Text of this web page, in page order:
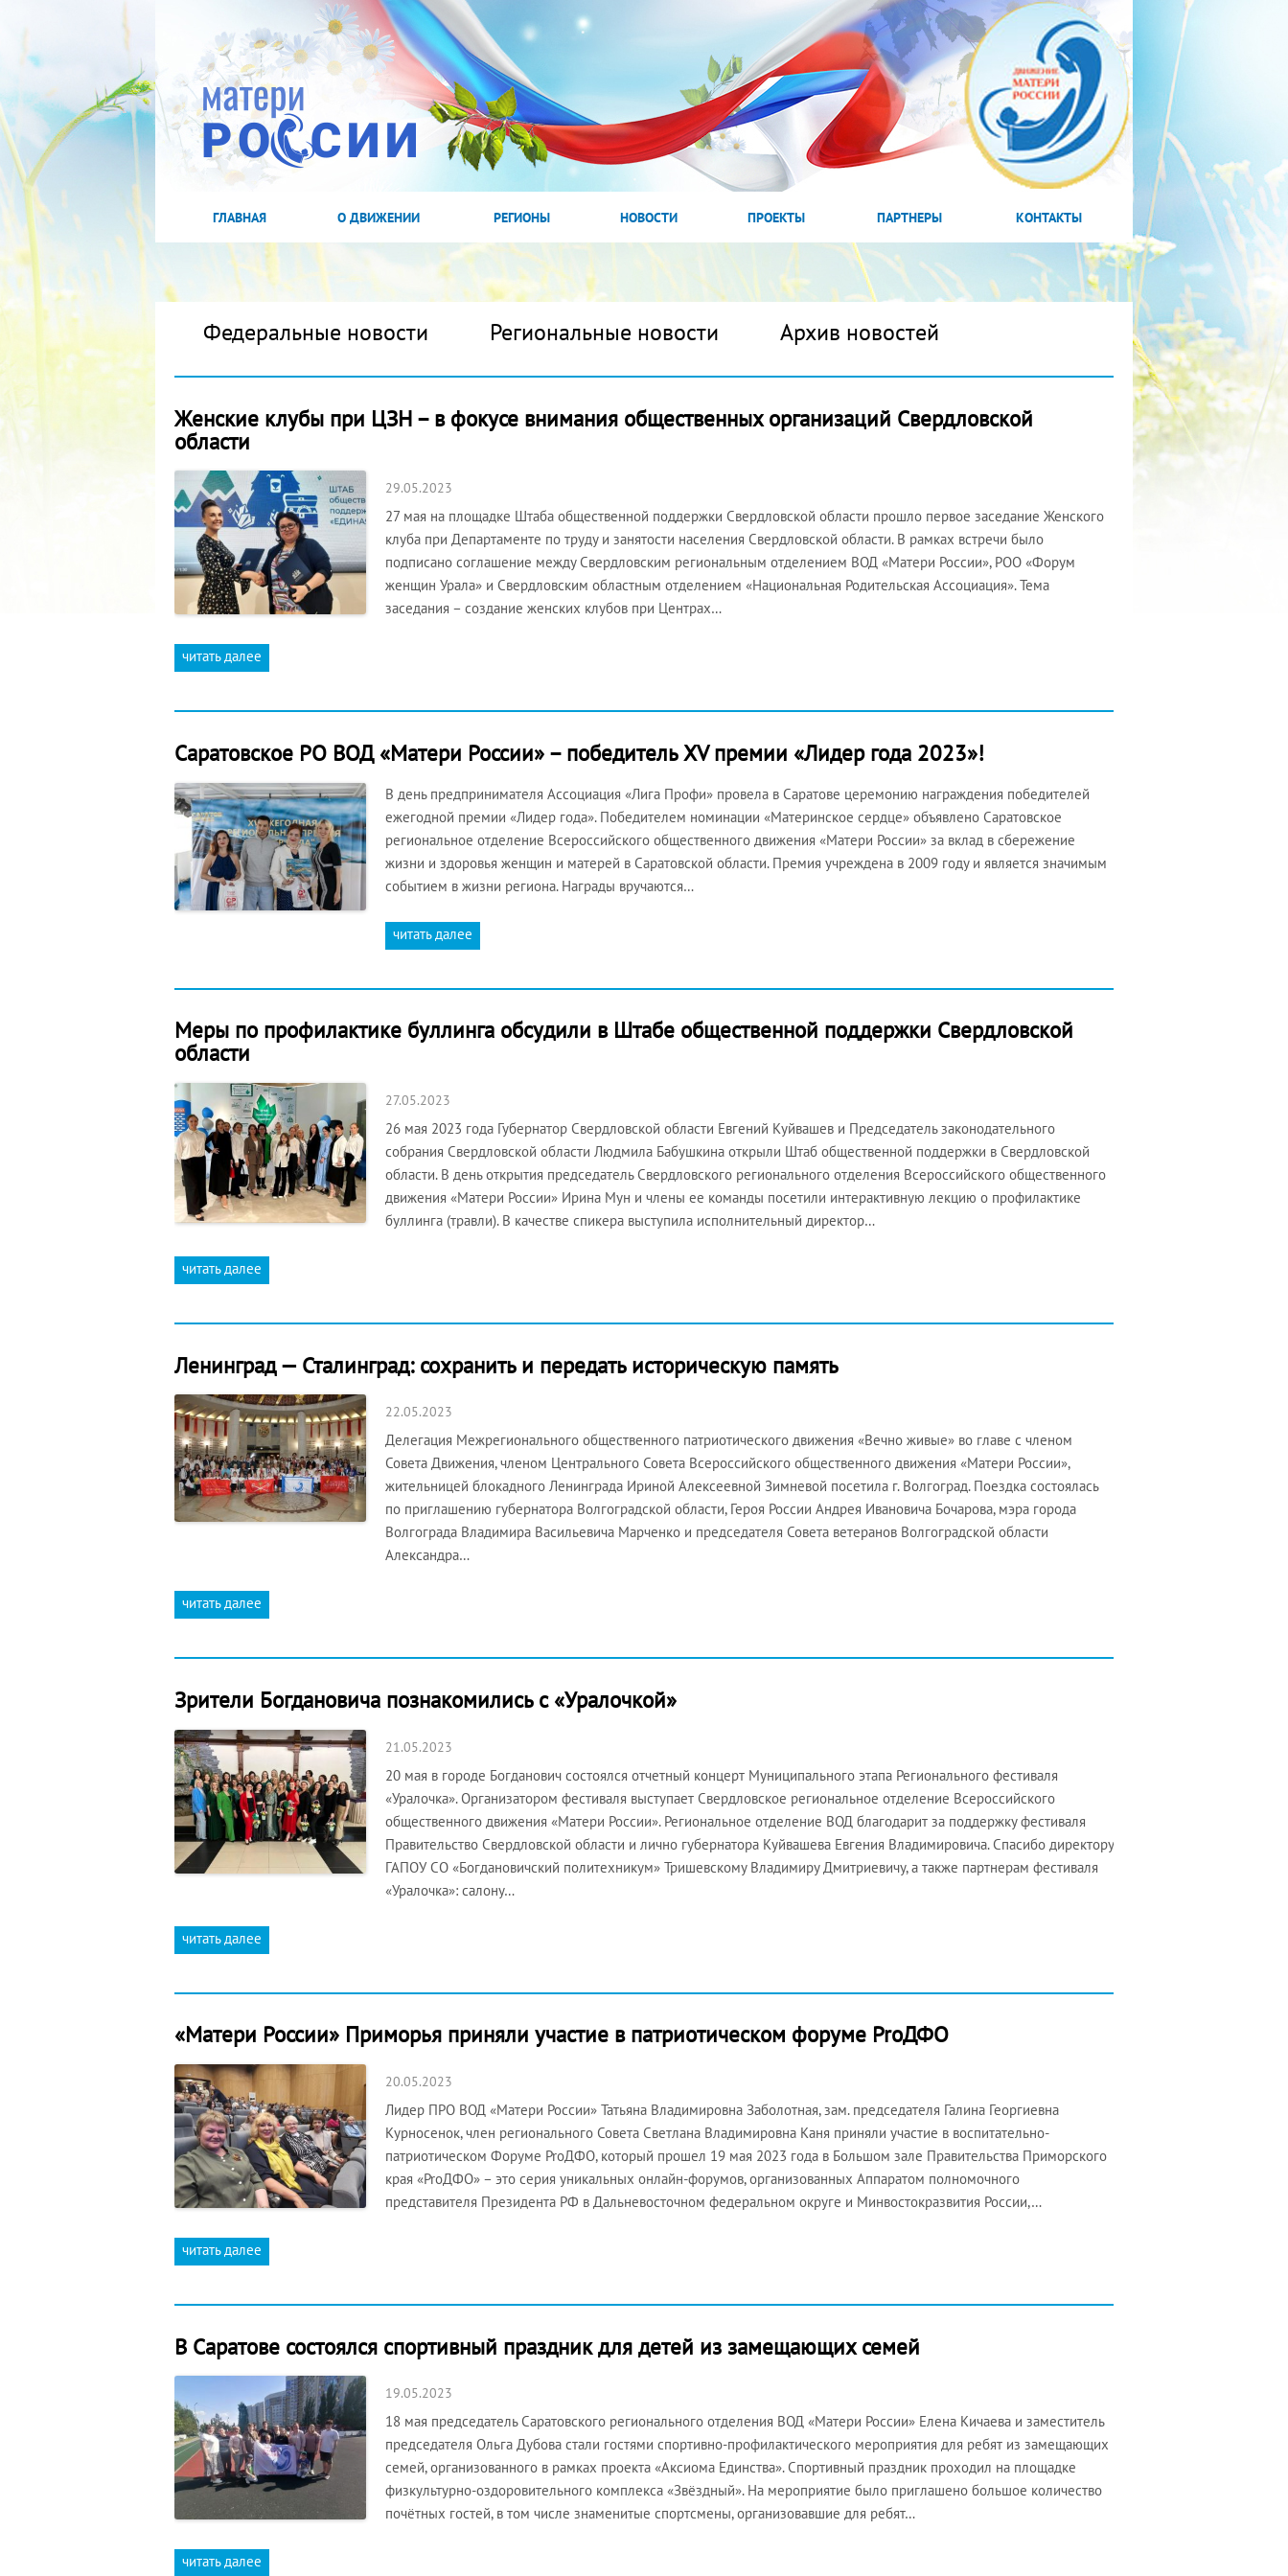
ГЛАВНАЯ О ДВИЖЕНИИ РЕГИОНЫ НОВОСТИ ПРОЕКТЫ ПАРТНЕРЫ КОНТАКТЫ
Федеральные новости Региональные новости Архив новостей
Женские клубы при ЦЗН – в фокусе внимания общественных организаций Свердловской
области
29.05.2023
27 мая на площадке Штаба общественной поддержки Свердловской области прошло первое заседание Женского
клуба при Департаменте по труду и занятости населения Свердловской области. В рамках встречи было
подписано соглашение между Свердловским региональным отделением ВОД «Матери России», РОО «Форум
женщин Урала» и Свердловским областным отделением «Национальная Родительская Ассоциация». Тема
заседания – создание женских клубов при Центрах…
читать далее
Саратовское РО ВОД «Матери России» – победитель XV премии «Лидер года 2023»!
В день предпринимателя Ассоциация «Лига Профи» провела в Саратове церемонию награждения победителей
ежегодной премии «Лидер года». Победителем номинации «Материнское сердце» объявлено Саратовское
региональное отделение Всероссийского общественного движения «Матери России» за вклад в сбережение
жизни и здоровья женщин и матерей в Саратовской области. Премия учреждена в 2009 году и является значимым
событием в жизни региона. Награды вручаются…
читать далее
Меры по профилактике буллинга обсудили в Штабе общественной поддержки Свердловской
области
27.05.2023
26 мая 2023 года Губернатор Свердловской области Евгений Куйвашев и Председатель законодательного
собрания Свердловской области Людмила Бабушкина открыли Штаб общественной поддержки в Свердловской
области. В день открытия председатель Свердловского регионального отделения Всероссийского общественного
движения «Матери России» Ирина Мун и члены ее команды посетили интерактивную лекцию о профилактике
буллинга (травли). В качестве спикера выступила исполнительный директор…
читать далее
Ленинград — Сталинград: сохранить и передать историческую память
22.05.2023
Делегация Межрегионального общественного патриотического движения «Вечно живые» во главе с членом
Совета Движения, членом Центрального Совета Всероссийского общественного движения «Матери России»,
жительницей блокадного Ленинграда Ириной Алексеевной Зимневой посетила г. Волгоград. Поездка состоялась
по приглашению губернатора Волгоградской области, Героя России Андрея Ивановича Бочарова, мэра города
Волгограда Владимира Васильевича Марченко и председателя Совета ветеранов Волгоградской области
Александра…
читать далее
Зрители Богдановича познакомились с «Уралочкой»
21.05.2023
20 мая в городе Богданович состоялся отчетный концерт Муниципального этапа Регионального фестиваля
«Уралочка». Организатором фестиваля выступает Свердловское региональное отделение Всероссийского
общественного движения «Матери России». Региональное отделение ВОД благодарит за поддержку фестиваля
Правительство Свердловской области и лично губернатора Куйвашева Евгения Владимировича. Спасибо директору
ГАПОУ СО «Богдановичский политехникум» Тришевскому Владимиру Дмитриевичу, а также партнерам фестиваля
«Уралочка»: салону…
читать далее
«Матери России» Приморья приняли участие в патриотическом форуме ProДФО
20.05.2023
Лидер ПРО ВОД «Матери России» Татьяна Владимировна Заболотная, зам. председателя Галина Георгиевна
Курносенок, член регионального Совета Светлана Владимировна Каня приняли участие в воспитательно-
патриотическом Форуме ProДФО, который прошел 19 мая 2023 года в Большом зале Правительства Приморского
края «ProДФО» – это серия уникальных онлайн-форумов, организованных Аппаратом полномочного
представителя Президента РФ в Дальневосточном федеральном округе и Минвостокразвития России,…
читать далее
В Саратове состоялся спортивный праздник для детей из замещающих семей
19.05.2023
18 мая председатель Саратовского регионального отделения ВОД «Матери России» Елена Кичаева и заместитель
председателя Ольга Дубова стали гостями спортивно-профилактического мероприятия для ребят из замещающих
семей, организованного в рамках проекта «Аксиома Единства». Спортивный праздник проходил на площадке
физкультурно-оздоровительного комплекса «Звёздный». На мероприятие было приглашено большое количество
почётных гостей, в том числе знаменитые спортсмены, организовавшие для ребят…
читать далее